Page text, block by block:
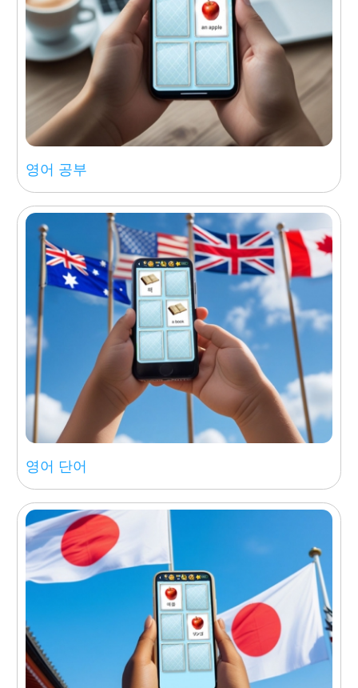
진화
15 퍼즐 게임의
애니메이션과 비디오
포함
더 읽어보세요...
영어 공부
영어 단어